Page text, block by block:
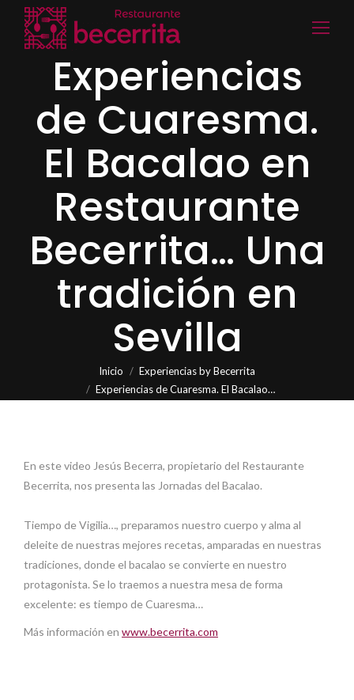
Experiencias
de Cuaresma.
El Bacalao en
Restaurante
Becerrita… Una
tradición en
Sevilla
Inicio
Experiencias by Becerrita
Experiencias de Cuaresma. El Bacalao…
En este video Jesús Becerra, propietario del Restaurante
Becerrita, nos presenta las Jornadas del Bacalao.
Tiempo de Vigilia…, preparamos nuestro cuerpo y alma al
deleite de nuestras mejores recetas, amparadas en nuestras
tradiciones, donde el bacalao se convierte en nuestro
protagonista. Se lo traemos a nuestra mesa de forma
excelente: es tiempo de Cuaresma…
Más información en www.becerrita.com